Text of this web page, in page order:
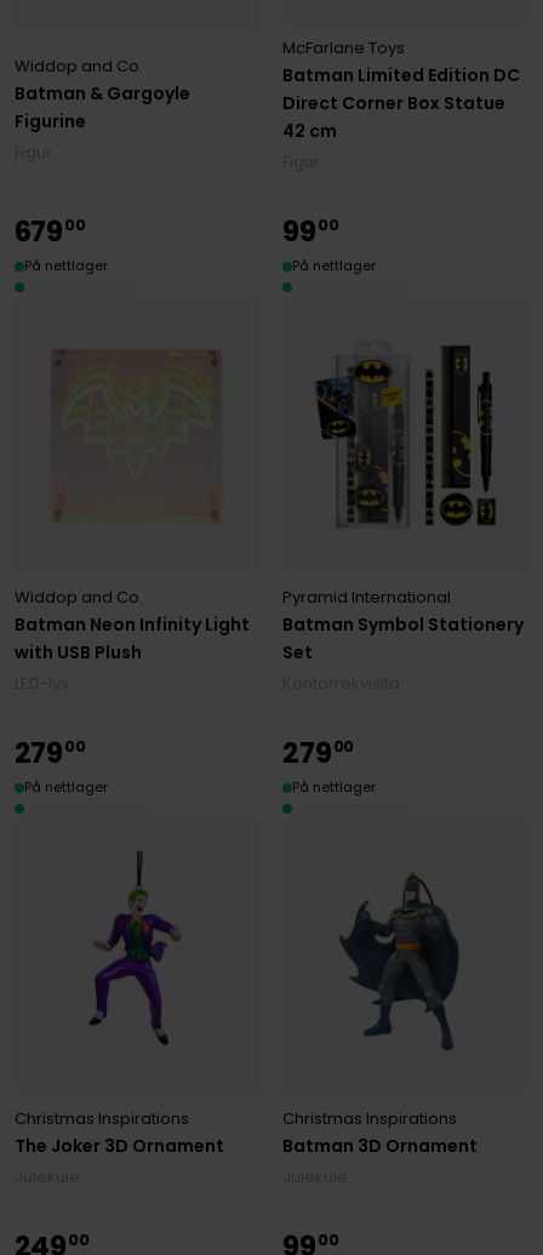
Batman & Gargoyle
Figurine
Widdop and Co.
Batman Limited Edition DC
Direct Corner Box Statue
42 cm
McFarlane Toys
Batman Neon Infinity Light
with USB Plush
Widdop and Co.
67900
På nettlager
Batman Symbol Stationery
Set
Pyramid International
9900
På nettlager
The Joker 3D Ornament
Christmas Inspirations
27900
På nettlager
Batman 3D Ornament
Christmas Inspirations
27900
På nettlager
24900 9900